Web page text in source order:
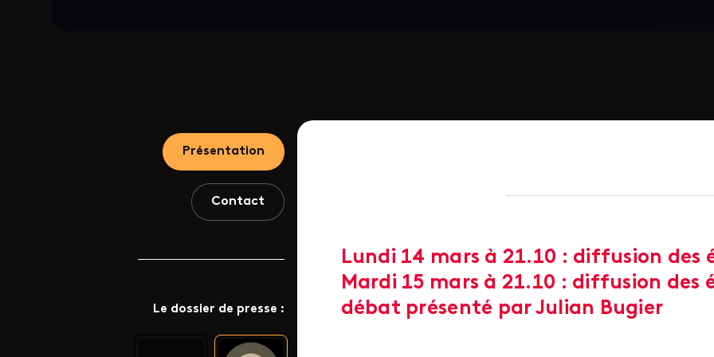
Présentation
Contact
Le dossier de presse :
Lundi 14 mars à 21.10 : diffusion des
Mardi 15 mars à 21.10 : diffusion des
débat présenté par Julian Bugier